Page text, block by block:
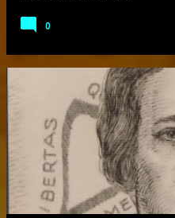
0